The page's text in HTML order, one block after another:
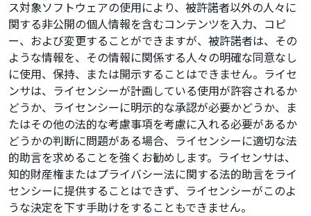
ス対象ソフトウェアの使用により、被許諾者以外の人々に
関する非公開の個人情報を含むコンテンツを入力、コピ
ー、および変更することができますが、被許諾者は、その
ような情報を、その情報に関係する人々の明確な同意なし
に使用、保持、または開示することはできません。ライセ
ンサは、ライセンシーが計画している使用が許容されるか
どうか、ライセンシーに明示的な承認が必要かどうか、ま
たはその他の法的な考慮事項を考慮に入れる必要があるか
どうかの判断に問題がある場合、ライセンシーに適切な法
的助言を求めることを強くお勧めします。ライセンサは、
知的財産権またはプライバシー法に関する法的助言をライ
センシーに提供することはできず、ライセンシーがこのよ
うな決定を下す手助けをすることもできません。